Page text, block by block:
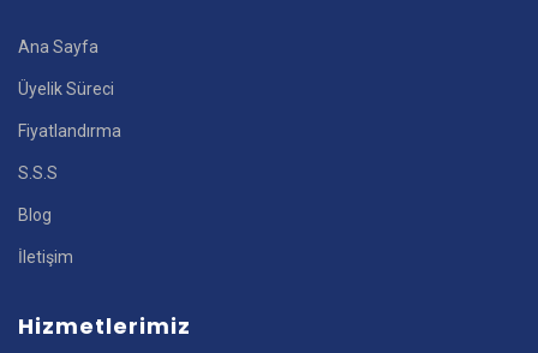
Ana Sayfa
Üyelik Süreci
Fiyatlandırma
S.S.S
Blog
İletişim
Hizmetlerimiz